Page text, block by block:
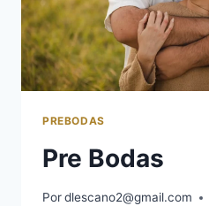
PREBODAS
Pre Bodas
Pordlescano2@gmail.com